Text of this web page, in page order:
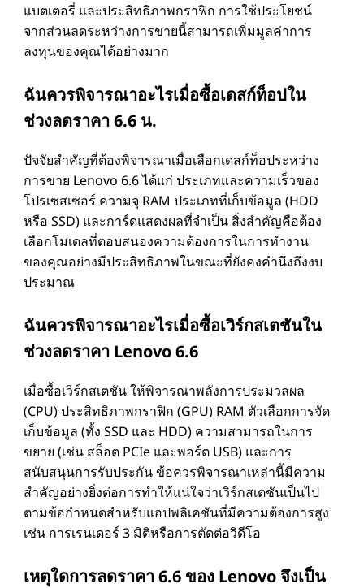
แบตเตอรี่ และประสิทธิภาพกราฟิก การใช้ประโยชน์
จากส่วนลดระหว่างการขายนี้สามารถเพิ่มมูลค่าการ
ลงทุนของคุณได้อย่างมาก
ฉันควรพิจารณาอะไรเมื่อซื้อเดสก์ท็อปใน
ช่วงลดราคา 6.6 น.
ปัจจัยสําคัญที่ต้องพิจารณาเมื่อเลือกเดสก์ท็อประหว่าง
การขาย Lenovo 6.6 ได้แก่ ประเภทและความเร็วของ
โปรเซสเซอร์ ความจุ RAM ประเภทที่เก็บข้อมูล (HDD
หรือ SSD) และการ์ดแสดงผลที่จําเป็น สิ่งสําคัญคือต้อง
เลือกโมเดลที่ตอบสนองความต้องการในการทํางาน
ของคุณอย่างมีประสิทธิภาพในขณะที่ยังคงคํานึงถึงงบ
ประมาณ
ฉันควรพิจารณาอะไรเมื่อซื้อเวิร์กสเตชันใน
ช่วงลดราคา Lenovo 6.6
เมื่อซื้อเวิร์กสเตชัน ให้พิจารณาพลังการประมวลผล
(CPU) ประสิทธิภาพกราฟิก (GPU) RAM ตัวเลือกการจัด
เก็บข้อมูล (ทั้ง SSD และ HDD) ความสามารถในการ
ขยาย (เช่น สล็อต PCIe และพอร์ต USB) และการ
สนับสนุนการรับประกัน ข้อควรพิจารณาเหล่านี้มีความ
สําคัญอย่างยิ่งต่อการทําให้แน่ใจว่าเวิร์กสเตชันเป็นไป
ตามข้อกําหนดสําหรับแอปพลิเคชันที่มีความต้องการสูง
เช่น การเรนเดอร์ 3 มิติหรือการตัดต่อวิดีโอ
เหตุใดการลดราคา 6.6 ของ Lenovo จึงเป็น